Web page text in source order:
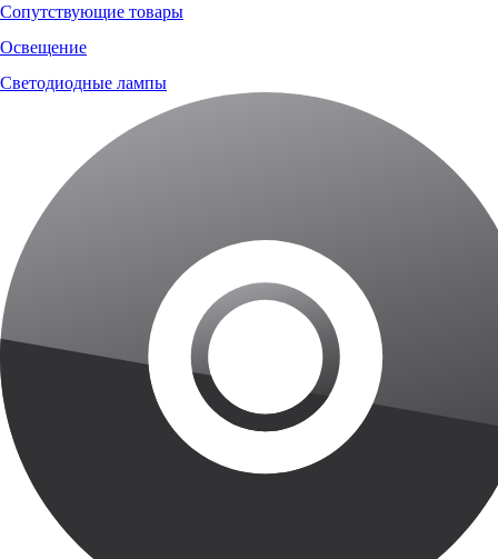
Сопутствующие товары
Освещение
Светодиодные лампы